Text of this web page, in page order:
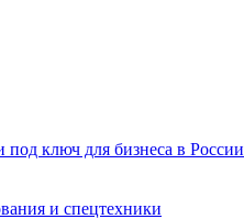
ключ для бизнеса в России
и спецтехники